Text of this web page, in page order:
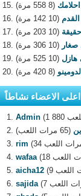
(8 558 مرة)
(10 142 مرة)
(10 203 مرة)
صغار (10 306 مرة)
هازل (10 525 مرة)
(8 420 مرة)
اعلى الاعضاء نشاطاً
Admin
(65 مرات اللعب)
rim
wafaa
aicha12
sajida